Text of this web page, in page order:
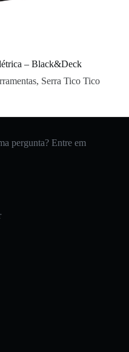
– Black&Deck
, Serra Tico Tico
pergunta? Entre em